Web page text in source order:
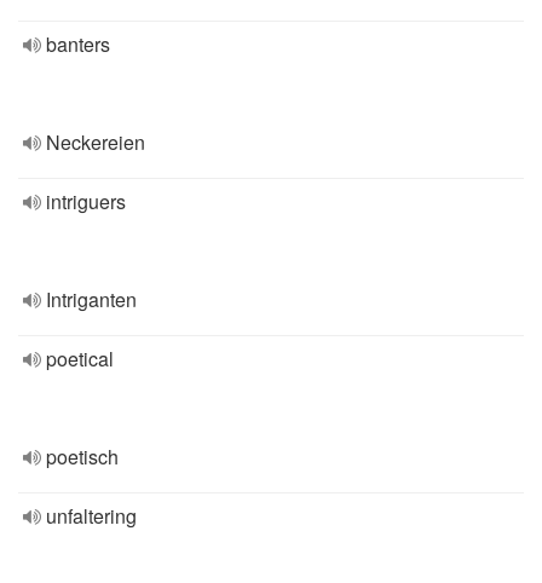
banters
Neckereien
intriguers
Intriganten
poetical
poetisch
unfaltering